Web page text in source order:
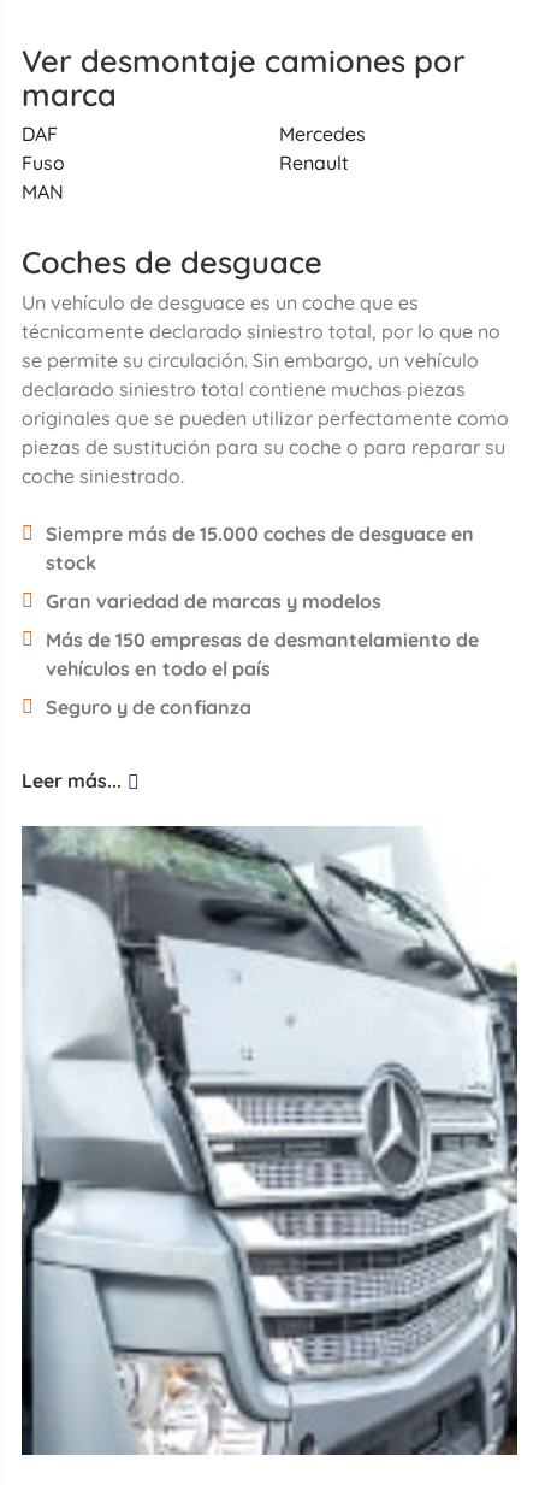
Ver desmontaje camiones por
marca
DAF
Fuso
MAN
Mercedes
Renault
Coches de desguace
Un vehículo de desguace es un coche que es
técnicamente declarado siniestro total, por lo que no
se permite su circulación. Sin embargo, un vehículo
declarado siniestro total contiene muchas piezas
originales que se pueden utilizar perfectamente como
piezas de sustitución para su coche o para reparar su
coche siniestrado.
Siempre más de 15.000 coches de desguace en
stock
Gran variedad de marcas y modelos
Más de 150 empresas de desmantelamiento de
vehículos en todo el país
Seguro y de confianza
Leer más...